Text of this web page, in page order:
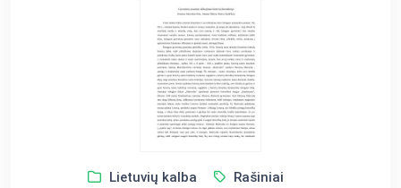
Lietuvių kalba Rašiniai